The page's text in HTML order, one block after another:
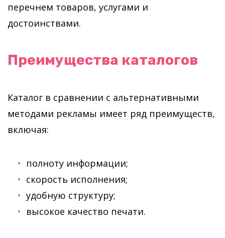
перечнем товаров, услугами и
достоинствами.
Преимущества каталогов
Каталог в сравнении с альтернативными
методами рекламы имеет ряд преимуществ,
включая:
полноту информации;
скорость исполнения;
удобную структуру;
высокое качество печати.